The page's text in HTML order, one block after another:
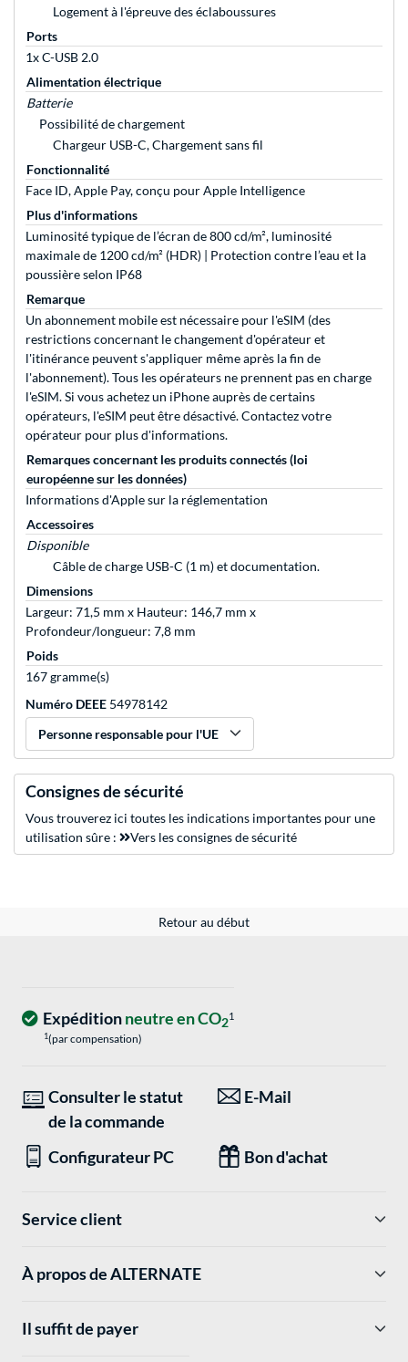
Logement à l'épreuve des éclaboussures
Ports
1x C-USB 2.0
Alimentation électrique
Batterie
Possibilité de chargement
Chargeur USB-C, Chargement sans fil
Fonctionnalité
Face ID, Apple Pay, conçu pour Apple Intelligence
Plus d'informations
Luminosité typique de l’écran de 800 cd/m², luminosité
maximale de 1200 cd/m² (HDR) | Protection contre l’eau et la
poussière selon IP68
Remarque
Un abonnement mobile est nécessaire pour l'eSIM (des
restrictions concernant le changement d'opérateur et
l'itinérance peuvent s'appliquer même après la fin de
l'abonnement). Tous les opérateurs ne prennent pas en charge
l'eSIM. Si vous achetez un iPhone auprès de certains
opérateurs, l'eSIM peut être désactivé. Contactez votre
opérateur pour plus d'informations.
Remarques concernant les produits connectés (loi
européenne sur les données)
Informations d'Apple sur la réglementation
Accessoires
Disponible
Câble de charge USB-C (1 m) et documentation.
Dimensions
Largeur: 71,5 mm x Hauteur: 146,7 mm x
Profondeur/longueur: 7,8 mm
Poids
167 gramme(s)
Numéro DEEE 54978142
Personne responsable pour l'UE
Consignes de sécurité
Vous trouverez ici toutes les indications importantes pour une
utilisation sûre :
Vers les consignes de sécurité
Retour au début
Expéditionneutre en CO21
1(par compensation)
Consulter le statut
de la commande
E-Mail
Configurateur PC Bon d'achat
Service client
À propos de ALTERNATE
Il suffit de payer